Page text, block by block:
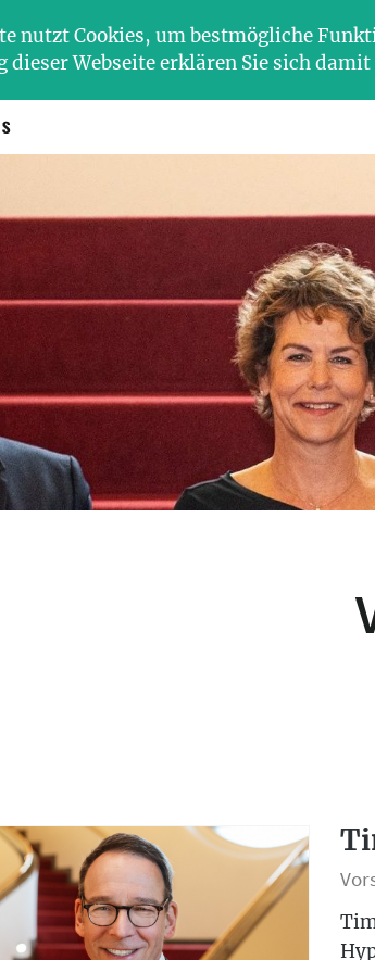
nutzt Cookies, um bestmögliche
dieser Webseite erklären Sie sich
Über uns